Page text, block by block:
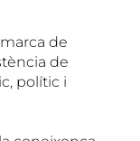
de
de
polític i